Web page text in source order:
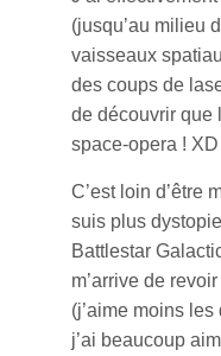
(jusqu’au milieu
vaisseaux
des coups de
de découvrir que
space-opera ! XD
C’est loin d’être
suis plus
Battlestar
m’arrive de
(j’aime moins
j’ai beaucoup